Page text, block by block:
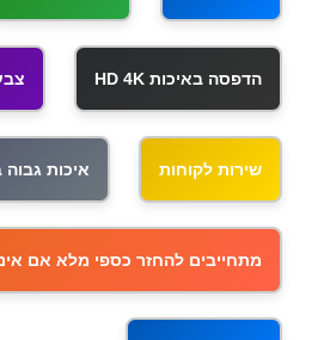
הדפסה באיכות HD 4K
שירות לקוחות איכות
מתחייבים להחזר כספי מלא אם